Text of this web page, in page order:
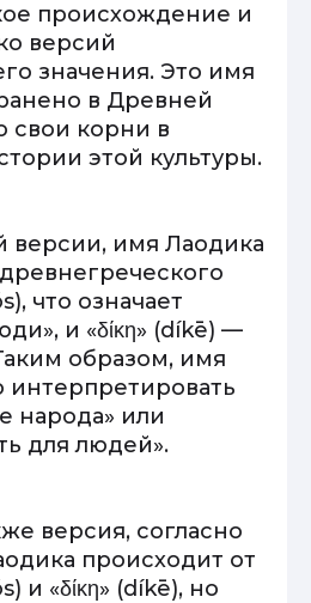
происхождение и
версий
значения. Это имя
в Древней
свои корни в
этой культуры.
версии, имя Лаодика
что означает
и «δίκη» (díkē) —
образом, имя
народа» или
для людей».
версия, согласно
происходит от
и «δίκη» (díkē), но